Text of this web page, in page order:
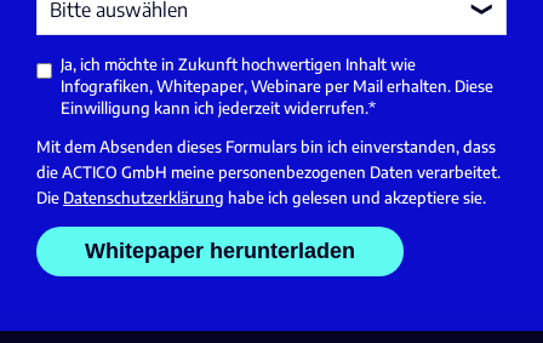
Ja, ich möchte in Zukunft hochwertigen Inhalt wie
Infografiken, Whitepaper, Webinare per Mail erhalten. Diese
Einwilligung kann ich jederzeit widerrufen.*
Mit dem Absenden dieses Formulars bin ich einverstanden, dass
die ACTICO GmbH meine personenbezogenen Daten verarbeitet.
Die Datenschutzerklärung habe ich gelesen und akzeptiere sie.